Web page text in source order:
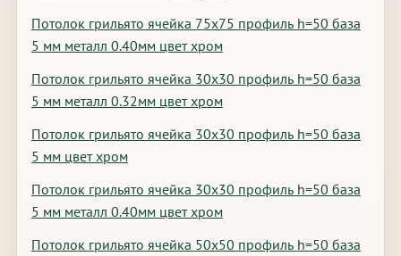
Потолок грильято ячейка 75х75 профиль h=50 база
5 мм металл 0.40мм цвет хром
Потолок грильято ячейка 30х30 профиль h=50 база
5 мм металл 0.32мм цвет хром
Потолок грильято ячейка 30х30 профиль h=50 база
5 мм цвет хром
Потолок грильято ячейка 30х30 профиль h=50 база
5 мм металл 0.40мм цвет хром
Потолок грильято ячейка 50х50 профиль h=50 база